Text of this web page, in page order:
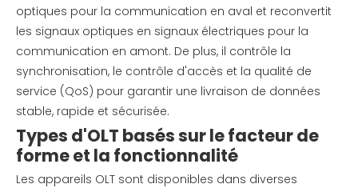
optiques pour la communication en aval et reconvertit
les signaux optiques en signaux électriques pour la
communication en amont. De plus, il contrôle la
synchronisation, le contrôle d'accès et la qualité de
service (QoS) pour garantir une livraison de données
stable, rapide et sécurisée.
Types d'OLT basés sur le facteur de
forme et la fonctionnalité
Les appareils OLT sont disponibles dans diverses